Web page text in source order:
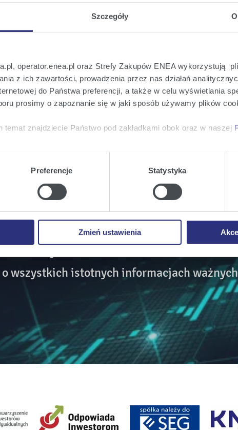
Szczegóły
operator.enea.pl oraz Strefy Zakupów ENEA wykorzystują
z ich zawartości, prowadzenia przez nas działań
do Państwa preferencji, a także w celu wyświetlania
prosimy o zapoznanie się w jaki sposób używamy plików
temat znajdziecie Państwo pod zakładkami obok oraz w naszej
wyrażają Państwo zgodę na umieszczenie wszystkich
, możecie Państwo wybrać jakie rodzaje plików cookie będziemy
, odmawiacie Państwo zgody na instalację plików cookie –
wyświetlania i działania naszych stron
Preferencje Statystyka
Zmień ustawienia
Bartosz Nieścior nie prowadzi w żadnej formie
S.A., jak również nie uczestniczy w spółce
spółki osobowej lub jako członek organu spółki
osobie prawnej, jako członek jej
w Rejestrze Dłużników Niewypłacalnych,
Ministra Finansów z dnia 29 marca
i okresowych przekazywanych przez emitentów
bieżąco!
wszystkich istotnych informacjach